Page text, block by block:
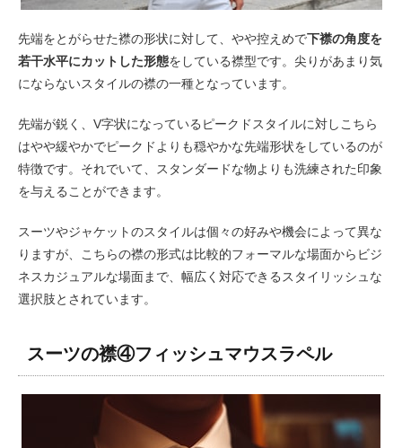
先端をとがらせた襟の形状に対して、やや控えめで下襟の角度を
若干水平にカットした形態をしている襟型です。尖りがあまり気
にならないスタイルの襟の一種となっています。
先端が鋭く、V字状になっているピークドスタイルに対しこちら
はやや緩やかでピークドよりも穏やかな先端形状をしているのが
特徴です。それでいて、スタンダードな物よりも洗練された印象
を与えることができます。
スーツやジャケットのスタイルは個々の好みや機会によって異な
りますが、こちらの襟の形式は比較的フォーマルな場面からビジ
ネスカジュアルな場面まで、幅広く対応できるスタイリッシュな
選択肢とされています。
スーツの襟④フィッシュマウスラペル